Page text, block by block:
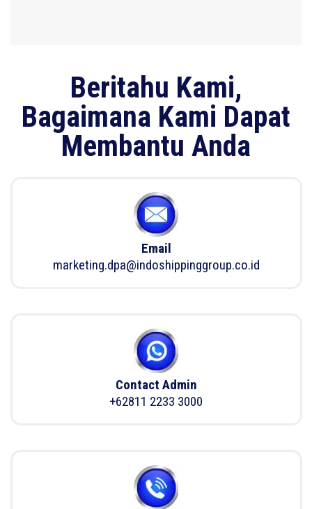
Beritahu Kami,
Bagaimana Kami Dapat
Membantu Anda
Email
marketing.dpa@indoshippinggroup.co.id
Contact Admin
+62811 2233 3000